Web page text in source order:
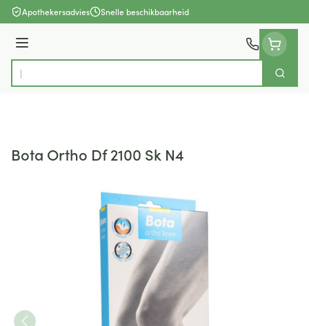
Ga naar de inhoud
Apothekersadvies Snelle beschikbaarheid
Menu
Product, merk, categorie...
Zoek
Bota Ortho Df 2100 Sk N4